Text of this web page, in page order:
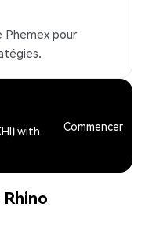
Phemex pour
with
Commencer